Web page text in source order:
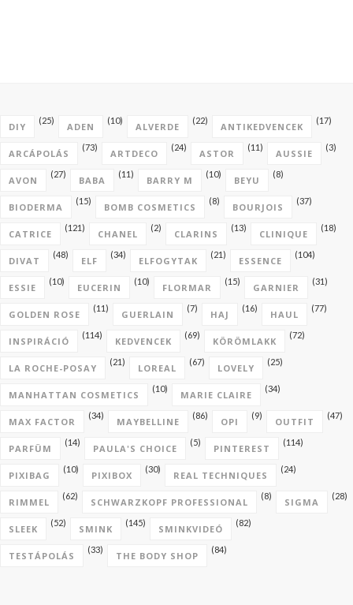
DIY
(25)
ADEN
(10)
ALVERDE
(22)
ANTIKEDVENCEK
(17)
ARCÁPOLÁS
(73)
ARTDECO
(24)
ASTOR
(11)
AUSSIE
(3)
AVON
(27)
BABA
(11)
BARRY M
(10)
BEYU
(8)
BIODERMA
(15)
BOMB COSMETICS
(8)
BOURJOIS
(37)
CATRICE
(121)
CHANEL
(2)
CLARINS
(13)
CLINIQUE
(18)
DIVAT
(48)
ELF
(34)
ELFOGYTAK
(21)
ESSENCE
(104)
ESSIE
(10)
EUCERIN
(10)
FLORMAR
(15)
GARNIER
(31)
GOLDEN ROSE
(11)
GUERLAIN
(7)
HAJ
(16)
HAUL
(77)
INSPIRÁCIÓ
(114)
KEDVENCEK
(69)
KÖRÖMLAKK
(72)
LA ROCHE-POSAY
(21)
LOREAL
(67)
LOVELY
(25)
MANHATTAN COSMETICS
(10)
MARIE CLAIRE
(34)
MAX FACTOR
(34)
MAYBELLINE
(86)
OPI
(9)
OUTFIT
(47)
PARFÜM
(14)
PAULA'S CHOICE
(5)
PINTEREST
(114)
PIXIBAG
(10)
PIXIBOX
(30)
REAL TECHNIQUES
(24)
RIMMEL
(62)
SCHWARZKOPF PROFESSIONAL
(8)
SIGMA
(28)
SLEEK
(52)
SMINK
(145)
SMINKVIDEÓ
(82)
TESTÁPOLÁS
(33)
THE BODY SHOP
(84)